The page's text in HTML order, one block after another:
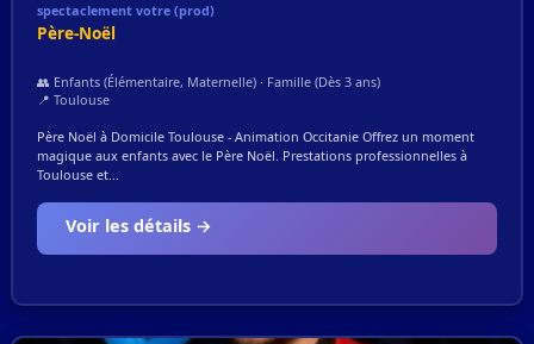
spectaclement votre (prod)
Père-Noël
👥 Enfants (Élémentaire, Maternelle) · Famille (Dès 3 ans)
📍 Toulouse
Père Noël à Domicile Toulouse - Animation Occitanie Offrez un moment
magique aux enfants avec le Père Noël. Prestations professionnelles à
Toulouse et...
Voir les détails →